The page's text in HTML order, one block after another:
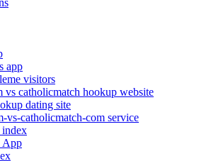
app
visitors
vs catholicmatch hookup website
dating site
vs-catholicmatch-com service
index
App